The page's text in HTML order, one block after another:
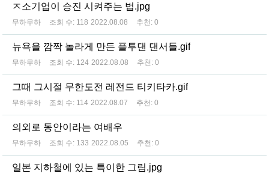
ㅈ소기업이 승진 시켜주는 법.jpg
무하무하 조회 수: 118 2022.08.08 추천: 0
뉴욕을 깜짝 놀라게 만든 플투댄 댄서들.gif
무하무하 조회 수: 124 2022.08.08 추천: 0
그때 그시절 무한도전 레전드 티키타카.gif
무하무하 조회 수: 114 2022.08.07 추천: 0
의외로 동안이라는 여배우
무하무하 조회 수: 133 2022.08.05 추천: 0
일본 지하철에 있는 특이한 그림.jpg